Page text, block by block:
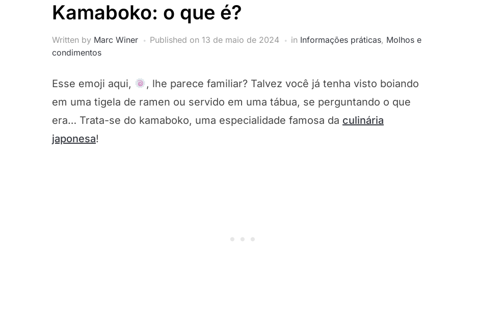
Kamaboko: o que é?
Written by Marc Winer Published on 13 de maio de 2024 in Informações práticas, Molhos e
condimentos
Esse emoji aqui,
, lhe parece familiar? Talvez você já tenha visto boiando
em uma tigela de ramen ou servido em uma tábua, se perguntando o que
era… Trata-se do kamaboko, uma especialidade famosa da culinária
japonesa!